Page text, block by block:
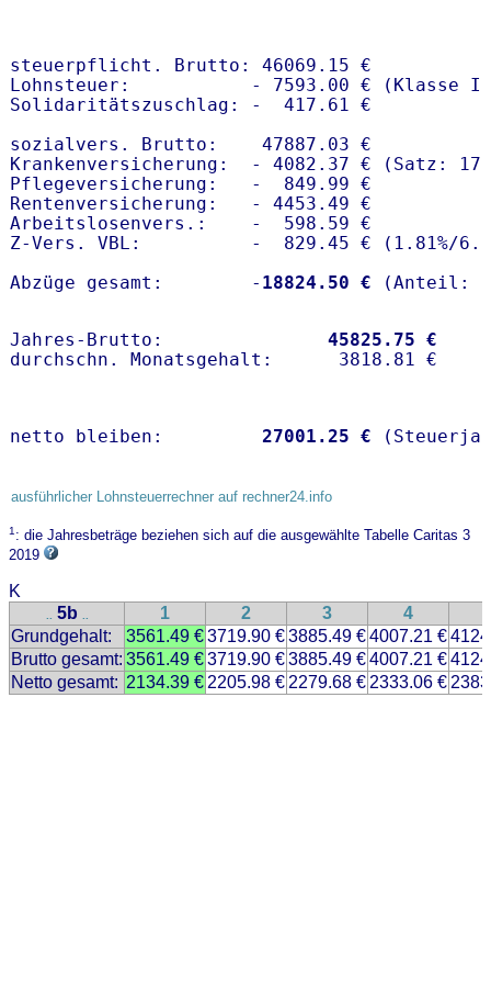
steuerpflicht. Brutto: 46069.15 €
Lohnsteuer:           - 7593.00 € (Klasse I)
Solidaritätszuschlag: -  417.61 €
sozialvers. Brutto:    47887.03 €
Krankenversicherung:  - 4082.37 € (Satz:
Pflegeversicherung:   -  849.99 €
Rentenversicherung:   - 4453.49 €
Arbeitslosenvers.:    -  598.59 €
Z-Vers. VBL:          -  829.45 € ( 1.81%/
Abzüge gesamt:        - 18824.50 €
Jahres-Brutto: 45825.75 €
netto bleiben: 27001.25 €
ausführlicher Lohnsteuerrechner auf rechner24.info
1: die Jahresbeträge beziehen sich auf die ausgewählte Tabelle Caritas 3
2019
K
.. 5b .. 1 2 3 4
Grundgehalt:
3561.49 €3719.90 €3885.49 €4007.21 €
Brutto gesamt: 3561.49 €3719.90 €3885.49 €4007.21 €
Netto gesamt: 2134.39 € 2205.98 € 2279.68 € 2333.06 €